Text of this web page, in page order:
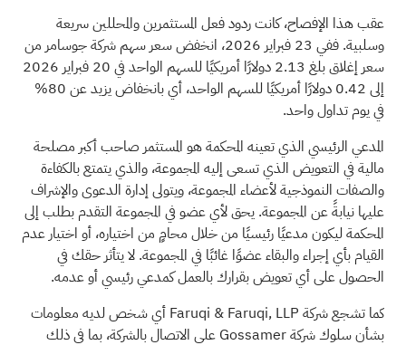
عقب هذا الإفصاح، كانت ردود فعل المستثمرين والمحللين سريعة
وسلبية. ففي 23 فبراير 2026، انخفض سعر سهم شركة جوسامر من
سعر إغلاق بلغ 2.13 دولارًا أمريكيًا للسهم الواحد في 20 فبراير 2026
إلى 0.42 دولارًا أمريكيًا للسهم الواحد، أي بانخفاض يزيد عن 80%
في يوم تداول واحد.
المدعي الرئيسي الذي تعينه المحكمة هو المستثمر صاحب أكبر مصلحة
مالية في التعويض الذي تسعى إليه المجموعة، والذي يتمتع بالكفاءة
والصفات النموذجية لأعضاء المجموعة، ويتولى إدارة الدعوى والإشراف
عليها نيابةً عن المجموعة. يحق لأي عضو في المجموعة التقدم بطلب إلى
المحكمة ليكون مدعيًا رئيسيًا من خلال محامٍ من اختياره، أو اختيار عدم
القيام بأي إجراء والبقاء عضوًا غائبًا في المجموعة. لا يتأثر حقك في
الحصول على أي تعويض بقرارك بالعمل كمدعي رئيسي أو عدمه.
كما تشجع شركة Faruqi & Faruqi, LLP أي شخص لديه معلومات
بشأن سلوك شركة Gossamer على الاتصال بالشركة، بما في ذلك